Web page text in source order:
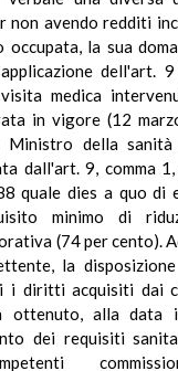
non avendo redditi
occupata, la sua
dell'art. 9
medica
in vigore (12
Ministro della
dall'art. 9, comma
quale dies a quo di
minimo di
(74 per cento).
la
i diritti acquisiti dai
ottenuto, alla data
dei requisiti